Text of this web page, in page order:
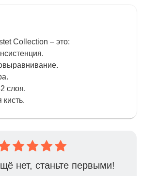
Collection – это:
слоя.
кисть.
нет, станьте первыми!